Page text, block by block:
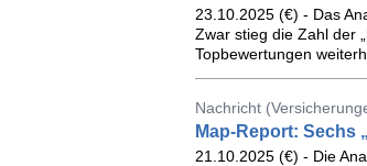
23.10.2025 (€) - Das
Zwar stieg die Zahl der
Topbewertungen
Nachricht
Map-Report: Sechs
21.10.2025 (€) - Die